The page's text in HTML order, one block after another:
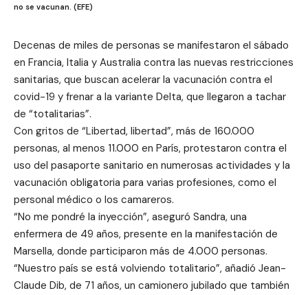
no se vacunan. (EFE)
Decenas de miles de personas se manifestaron el sábado
en Francia, Italia y Australia contra las nuevas restricciones
sanitarias, que buscan acelerar la vacunación contra el
covid-19 y frenar a la variante Delta, que llegaron a tachar
de “totalitarias”.
Con gritos de “Libertad, libertad”, más de 160.000
personas, al menos 11.000 en París, protestaron contra el
uso del pasaporte sanitario en numerosas actividades y la
vacunación obligatoria para varias profesiones, como el
personal médico o los camareros.
“No me pondré la inyección”, aseguró Sandra, una
enfermera de 49 años, presente en la manifestación de
Marsella, donde participaron más de 4.000 personas.
“Nuestro país se está volviendo totalitario”, añadió Jean-
Claude Dib, de 71 años, un camionero jubilado que también